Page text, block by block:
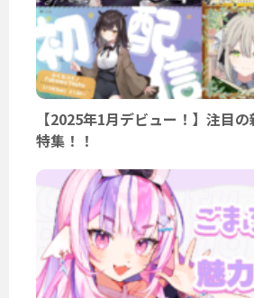
【2025年1月デビュー！】注目
特集！！